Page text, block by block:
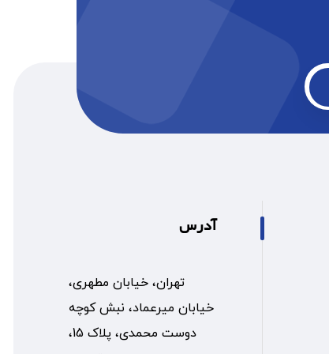
آدرس
تهران، خیابان مطهری،
خیابان میرعماد، نبش کوچه
دوست محمدی، پلاک 15،